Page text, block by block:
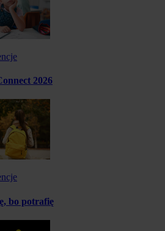
2026
bo potrafię